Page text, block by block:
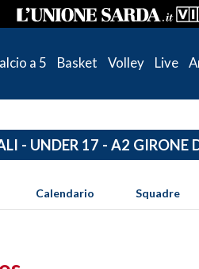
a 5 Basket Volley Live
- UNDER 17 - A2 GIRONE
Calendario Squadre